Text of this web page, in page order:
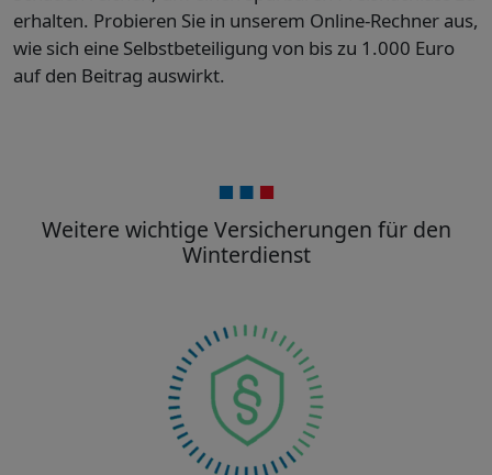
erhalten. Probieren Sie in unserem Online-Rechner aus,
wie sich eine Selbstbeteiligung von bis zu 1.000 Euro
auf den Beitrag auswirkt.
Weitere wichtige Versicherungen für den
Winterdienst